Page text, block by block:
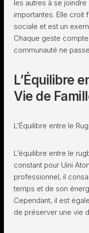
les autres à se
importantes. Elle croit
sociale et est un
Chaque geste
communauté ne
L’Équilibre
Vie de
L’Équilibre entre le
L’équilibre entre le
constant pour Uini
professionnel, il
temps et de son
Cependant, il est
de préserver une vie